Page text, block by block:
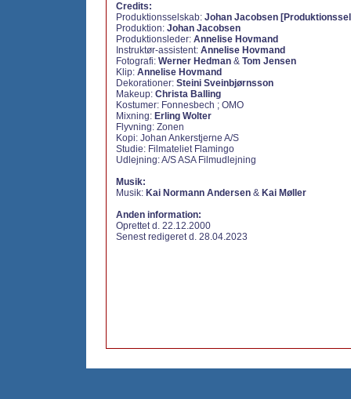
Credits:
Produktionsselskab: Johan Jacobsen
Produktion: Johan Jacobsen
Produktionsleder: Annelise Hovmand
Instruktør-assistent: Annelise Hovmand
Fotografi: Werner Hedman & Tom Jensen
Klip: Annelise Hovmand
Dekorationer: Steini Sveinbjørnsson
Makeup: Christa Balling
Kostumer: Fonnesbech ; OMO
Mixning: Erling Wolter
Flyvning: Zonen
Kopi: Johan Ankerstjerne A/S
Studie: Filmateliet Flamingo
Udlejning: A/S ASA Filmudlejning
Musik:
Musik: Kai Normann Andersen & Kai Møller
Anden information:
Oprettet d. 22.12.2000
Senest redigeret d. 28.04.2023